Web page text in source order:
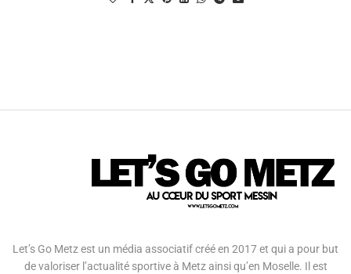
Let’s Go Metz est un média associatif créé en 2017 et qui a pour but
de valoriser l’actualité sportive à Metz ainsi qu’en Moselle. Il est